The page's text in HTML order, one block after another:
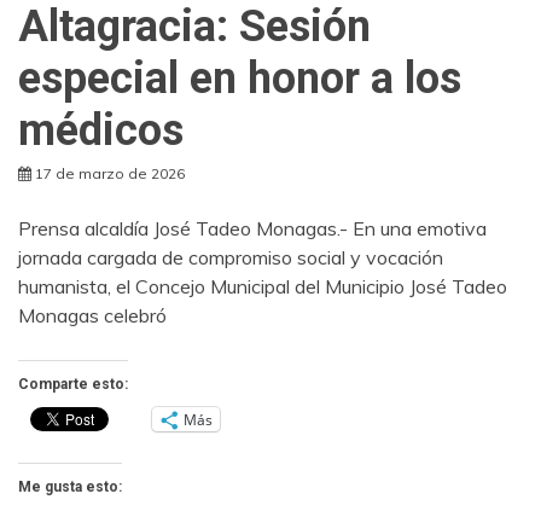
Altagracia: Sesión
especial en honor a los
médicos
17 de marzo de 2026
Prensa alcaldía José Tadeo Monagas.- En una emotiva
jornada cargada de compromiso social y vocación
humanista, el Concejo Municipal del Municipio José Tadeo
Monagas celebró
Comparte esto:
Más
Me gusta esto: